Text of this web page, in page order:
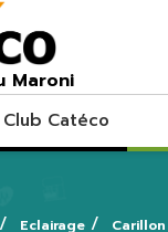
Maroni
Club Catéco
Eclairage Carillon